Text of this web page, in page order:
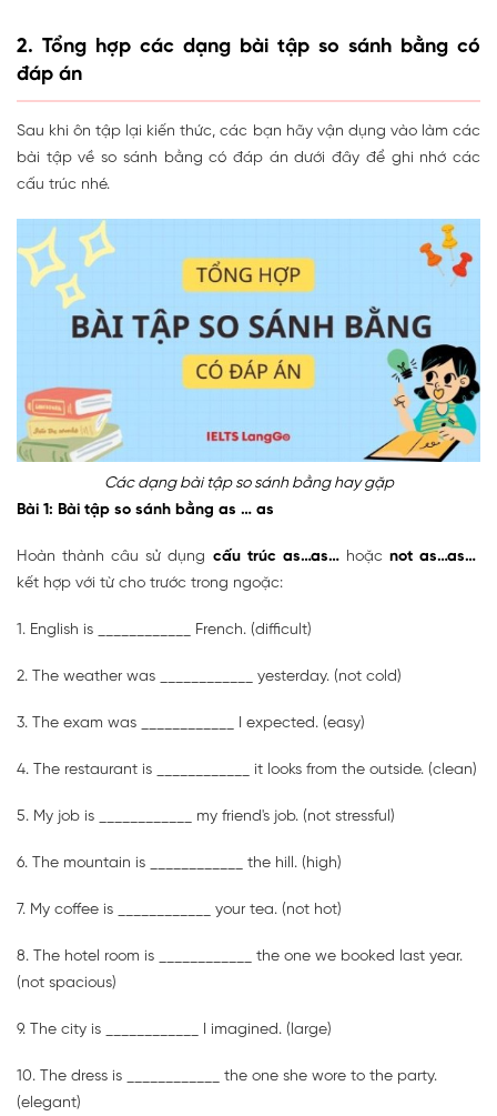
2. Tổng hợp các dạng bài tập so sánh bằng có
đáp án
Sau khi ôn tập lại kiến thức, các bạn hãy vận dụng vào làm các
bài tập về so sánh bằng có đáp án dưới đây để ghi nhớ các
cấu trúc nhé.
Các dạng bài tập so sánh bằng hay gặp
Bài 1: Bài tập so sánh bằng as … as
Hoàn thành câu sử dụng cấu trúc as…as…hoặc not as…as…
kết hợp với từ cho trước trong ngoặc:
1. English is ____________ French. (difficult)
2. The weather was ____________ yesterday. (not cold)
3. The exam was ____________ I expected. (easy)
4. The restaurant is ____________ it looks from the outside. (clean)
5. My job is ____________ my friend's job. (not stressful)
6. The mountain is ____________ the hill. (high)
7. My coffee is ____________ your tea. (not hot)
8. The hotel room is ____________ the one we booked last year.
(not spacious)
9. The city is ____________ I imagined. (large)
10. The dress is ____________ the one she wore to the party.
(elegant)